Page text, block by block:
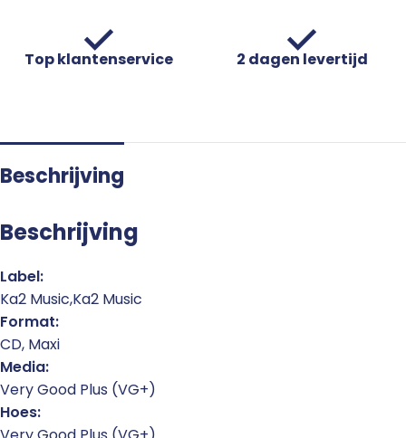
Top klantenservice 2 dagen levertijd
Beschrijving
Beschrijving
Label:
Ka2 Music,Ka2 Music
Format:
CD, Maxi
Media:
Very Good Plus (VG+)
Hoes: